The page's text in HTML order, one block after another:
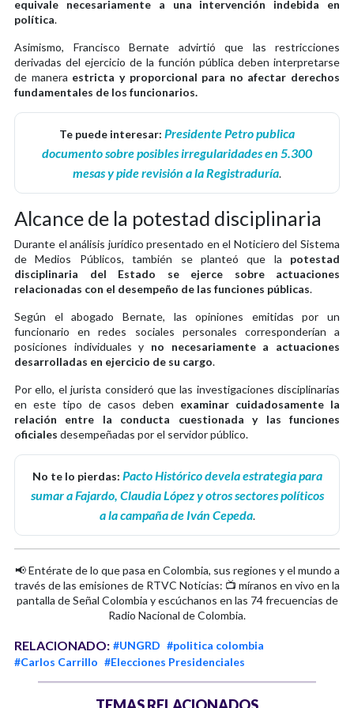
equivale necesariamente a una intervención indebida en
política.
Asimismo, Francisco Bernate advirtió que las restricciones
derivadas del ejercicio de la función pública deben interpretarse
de manera estricta y proporcional para no afectar derechos
fundamentales de los funcionarios.
Te puede interesar: Presidente Petro publica
documento sobre posibles irregularidades en 5.300
mesas y pide revisión a la Registraduría.
Alcance de la potestad disciplinaria
Durante el análisis jurídico presentado en el Noticiero del Sistema
de Medios Públicos, también se planteó que la potestad
disciplinaria del Estado se ejerce sobre actuaciones
relacionadas con el desempeño de las funciones públicas.
Según el abogado Bernate, las opiniones emitidas por un
funcionario en redes sociales personales corresponderían a
posiciones individuales y no necesariamente a actuaciones
desarrolladas en ejercicio de su cargo.
Por ello, el jurista consideró que las investigaciones disciplinarias
en este tipo de casos deben examinar cuidadosamente la
relación entre la conducta cuestionada y las funciones
oficiales desempeñadas por el servidor público.
No te lo pierdas: Pacto Histórico devela estrategia para
sumar a Fajardo, Claudia López y otros sectores políticos
a la campaña de Iván Cepeda.
📢 Entérate de lo que pasa en Colombia, sus regiones y el mundo a
través de las emisiones de RTVC Noticias: 📺 míranos en vivo en la
pantalla de Señal Colombia y escúchanos en las 74 frecuencias de
Radio Nacional de Colombia.
RELACIONADO: #UNGRD #politica colombia
#Carlos Carrillo #Elecciones Presidenciales
TEMAS RELACIONADOS